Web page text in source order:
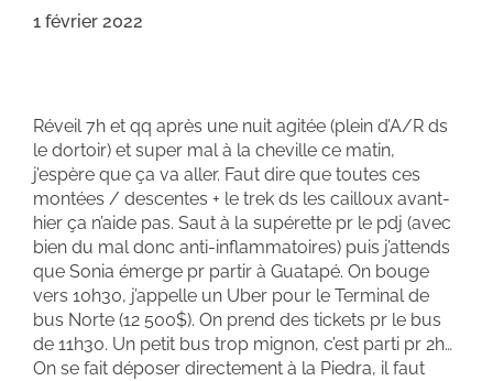
1 février 2022
Réveil 7h et qq après une nuit agitée (plein d’A/R ds
le dortoir) et super mal à la cheville ce matin,
j’espère que ça va aller. Faut dire que toutes ces
montées / descentes + le trek ds les cailloux avant-
hier ça n’aide pas. Saut à la supérette pr le pdj (avec
bien du mal donc anti-inflammatoires) puis j’attends
que Sonia émerge pr partir à Guatapé. On bouge
vers 10h30, j’appelle un Uber pour le Terminal de
bus Norte (12 500$). On prend des tickets pr le bus
de 11h30. Un petit bus trop mignon, c’est parti pr 2h…
On se fait déposer directement à la Piedra, il faut